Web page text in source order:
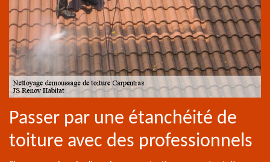
Passer par une étanchéité de
toiture avec des professionnels